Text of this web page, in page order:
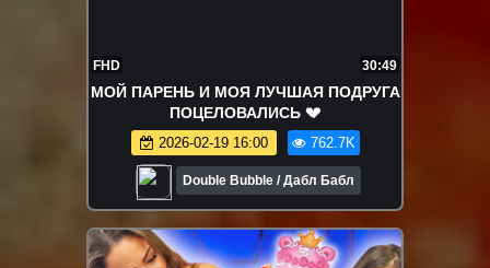
FHD 30:49
МОЙ ПАРЕНЬ И МОЯ ЛУЧШАЯ ПОДРУГА
ПОЦЕЛОВАЛИСЬ 💔
2026-02-19 16:00 762.7K
Double Bubble / Дабл Бабл